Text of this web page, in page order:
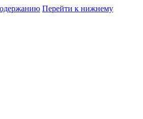
Перейти к нижнему